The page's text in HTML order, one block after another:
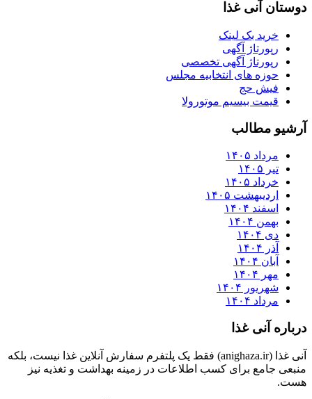
دوستان آنی غذا
خرید بک لینک
رپورتاژ آگهی
رپورتاژ آگهی تخصصی
حوزه های انتخابیه مجلس
فیش حج
قیمت بیسیم موتورولا
آرشیو مطالب
مرداد ۱۴۰۵
تیر ۱۴۰۵
خرداد ۱۴۰۵
اردیبهشت ۱۴۰۵
اسفند ۱۴۰۴
بهمن ۱۴۰۴
دی ۱۴۰۴
آذر ۱۴۰۴
آبان ۱۴۰۴
مهر ۱۴۰۴
شهریور ۱۴۰۴
مرداد ۱۴۰۴
درباره آنی غذا
آنی غذا (anighaza.ir) فقط یک پلتفرم سفارش آنلاین غذا نیست، بلکه
منبعی جامع برای کسب اطلاعات در زمینه بهداشت و تغذیه نیز
هست.